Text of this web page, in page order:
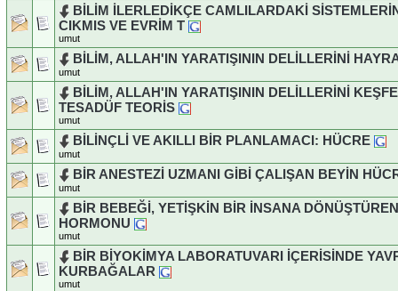
BİLİM İLERLEDİKÇE CAMLILARDAKİ
CIKMIS VE EVRİM T
umut
BİLİM, ALLAH'IN YARATIŞININ DELİLLERİNİ
umut
BİLİM, ALLAH'IN YARATIŞININ DELİLLERİNİ
TESADÜF TEORİS
umut
BİLİNÇLİ VE AKILLI BİR PLANLAMACI: HÜCRE
umut
BİR ANESTEZİ UZMANI GİBİ ÇALIŞAN BEYİN
umut
BİR BEBEĞİ, YETİŞKİN BİR İNSANA
HORMONU
umut
BİR BİYOKİMYA LABORATUVARI İÇERİSİNDE
KURBAĞALAR
umut